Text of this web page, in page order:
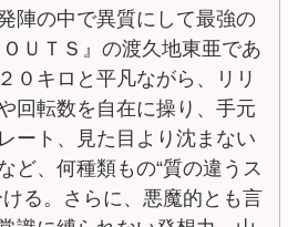
陣の中で異質にして最強の
ＵＴＳ』の渡久地東亜であ
０キロと平凡ながら、リリ
回転数を自在に操り、手元
ート、見た目より沈まない
ど、何種類もの“質の違うス
ける。さらに、悪魔的とも言